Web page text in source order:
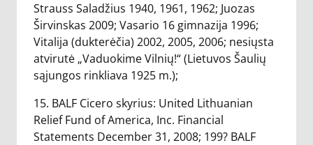
Strauss Saladžius 1940, 1961, 1962; Juozas
Širvinskas 2009; Vasario 16 gimnazija 1996;
Vitalija (dukterėčia) 2002, 2005, 2006; nesiųsta
atvirutė „Vaduokime Vilnių!“ (Lietuvos Šaulių
sąjungos rinkliava 1925 m.);
15. BALF Cicero skyrius: United Lithuanian
Relief Fund of America, Inc. Financial
Statements December 31, 2008; 199? BALF